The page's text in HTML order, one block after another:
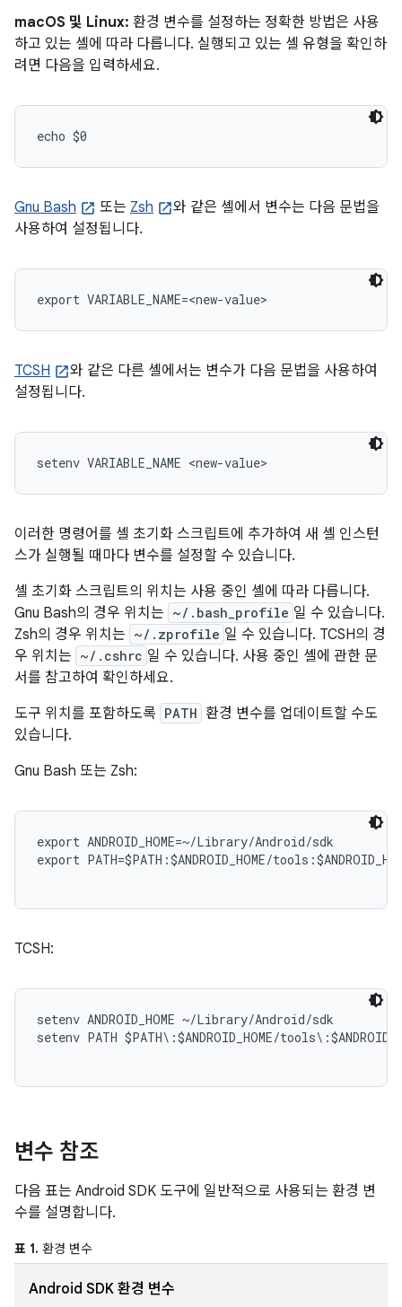
macOS 및 Linux: 환경 변수를 설정하는 정확한 방법은 사용
하고 있는 셸에 따라 다릅니다. 실행되고 있는 셸 유형을 확인하
려면 다음을 입력하세요.
echo $0
Gnu Bash 또는 Zsh
와 같은 셸에서 변수는 다음 문법을
사용하여 설정됩니다.
export VARIABLE_NAME=<new-value>
TCSH
와 같은 다른 셸에서는 변수가 다음 문법을 사용하여
설정됩니다.
setenv VARIABLE_NAME <new-value>
이러한 명령어를 셸 초기화 스크립트에 추가하여 새 셸 인스턴
스가 실행될 때마다 변수를 설정할 수 있습니다.
셸 초기화 스크립트의 위치는 사용 중인 셸에 따라 다릅니다.
Gnu Bash의 경우 위치는 ~/.bash_profile 일 수 있습니다.
Zsh의 경우 위치는 ~/.zprofile 일 수 있습니다. TCSH의 경
우 위치는 ~/.cshrc 일 수 있습니다. 사용 중인 셸에 관한 문
서를 참고하여 확인하세요.
도구 위치를 포함하도록 PATH 환경 변수를 업데이트할 수도
있습니다.
Gnu Bash 또는 Zsh:
export ANDROID_HOME=~/Library/Android/sdk
export PATH=$PATH:$ANDROID_HOME/
TCSH:
setenv ANDROID_HOME ~/Library/Android/sdk
setenv PATH $PATH\:$ANDROID_HOME/
변수 참조
다음 표는 Android SDK 도구에 일반적으로 사용되는 환경 변
수를 설명합니다.
표 1. 환경 변수
Android SDK 환경 변수